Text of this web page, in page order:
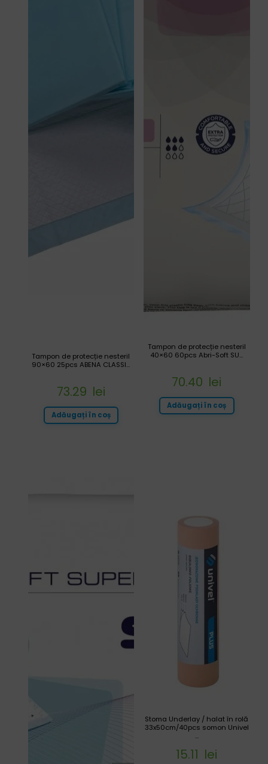
Tampon de protecție nesteril
40×60 60pcs Abri-Soft SU...
70.40 lei
Adăugați în coș
Tampon de protecție nesteril
90×60 25pcs ABENA CLASSI...
73.29 lei
Adăugați în coș
Stoma Underlay / halat în rolă
33x50cm/40pcs somon Univel
...
15.11 lei